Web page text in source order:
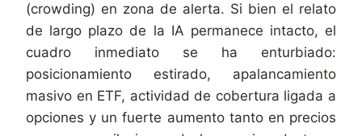
(crowding) en zona de alerta. Si bien el relato
de largo plazo de la IA permanece intacto, el
cuadro inmediato se ha enturbiado:
posicionamiento estirado, apalancamiento
masivo en ETF, actividad de cobertura ligada a
opciones y un fuerte aumento tanto en precios